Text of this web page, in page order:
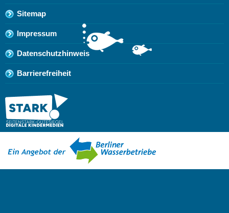
Sitemap
Impressum
Datenschutzhinweis
Barrierefreiheit